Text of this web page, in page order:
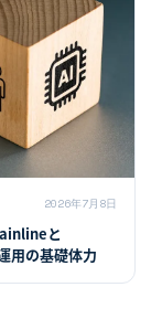
2026年7月8日
と
用の基礎体力